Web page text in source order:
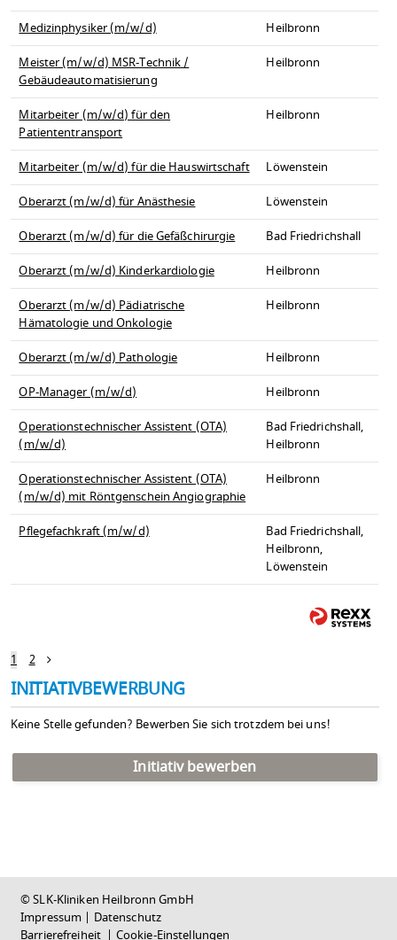
Medizinphysiker (m/w/d)
Heilbronn
Meister (m/w/d) MSR-Technik /
Gebäudeautomatisierung
Heilbronn
Mitarbeiter (m/w/d) für den
Patiententransport
Heilbronn
Mitarbeiter (m/w/d) für die Hauswirtschaft
Löwenstein
Oberarzt (m/w/d) für Anästhesie
Löwenstein
Oberarzt (m/w/d) für die Gefäßchirurgie
Bad Friedrichshall
Oberarzt (m/w/d) Kinderkardiologie
Heilbronn
Oberarzt (m/w/d) Pädiatrische
Hämatologie und Onkologie
Heilbronn
Oberarzt (m/w/d) Pathologie
Heilbronn
OP-Manager (m/w/d)
Heilbronn
Operationstechnischer Assistent (OTA)
(m/w/d)
Bad Friedrichshall,
Heilbronn
Operationstechnischer Assistent (OTA)
(m/w/d) mit Röntgenschein Angiographie
Heilbronn
Pflegefachkraft (m/w/d)
Bad Friedrichshall,
Heilbronn,
Löwenstein
1 2
INITIATIVBEWERBUNG
Keine Stelle gefunden? Bewerben Sie sich trotzdem bei uns!
Initiativ bewerben
© SLK-Kliniken Heilbronn GmbH
Impressum | Datenschutz
Barrierefreiheit | Cookie-Einstellungen